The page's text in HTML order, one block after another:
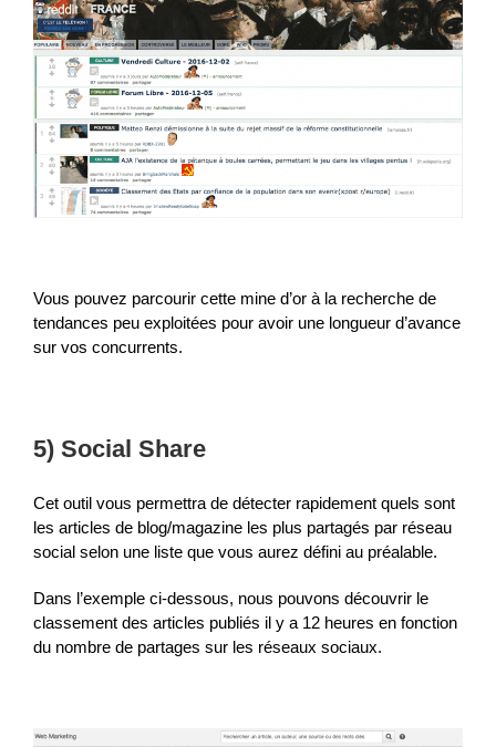
Vous pouvez parcourir cette mine d’or à la recherche de
tendances peu exploitées pour avoir une longueur d’avance
sur vos concurrents.
5) Social Share
Cet outil vous permettra de détecter rapidement quels sont
les articles de blog/magazine les plus partagés par réseau
social selon une liste que vous aurez défini au préalable.
Dans l’exemple ci-dessous, nous pouvons découvrir le
classement des articles publiés il y a 12 heures en fonction
du nombre de partages sur les réseaux sociaux.